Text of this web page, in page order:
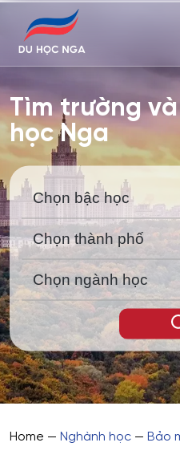
Tìm trường
học Nga
Home — Nghành học — Bảo